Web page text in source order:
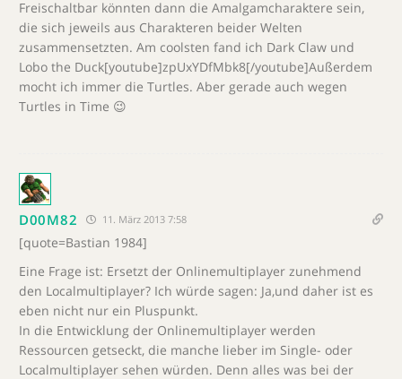
Freischaltbar könnten dann die Amalgamcharaktere sein,
die sich jeweils aus Charakteren beider Welten
zusammensetzten. Am coolsten fand ich Dark Claw und
Lobo the Duck[youtube]zpUxYDfMbk8[/youtube]Außerdem
mocht ich immer die Turtles. Aber gerade auch wegen
Turtles in Time 😉
D00M82 11. März 2013 7:58
[quote=Bastian 1984]
Eine Frage ist: Ersetzt der Onlinemultiplayer zunehmend
den Localmultiplayer? Ich würde sagen: Ja,und daher ist es
eben nicht nur ein Pluspunkt.
In die Entwicklung der Onlinemultiplayer werden
Ressourcen getseckt, die manche lieber im Single- oder
Localmultiplayer sehen würden. Denn alles was bei der